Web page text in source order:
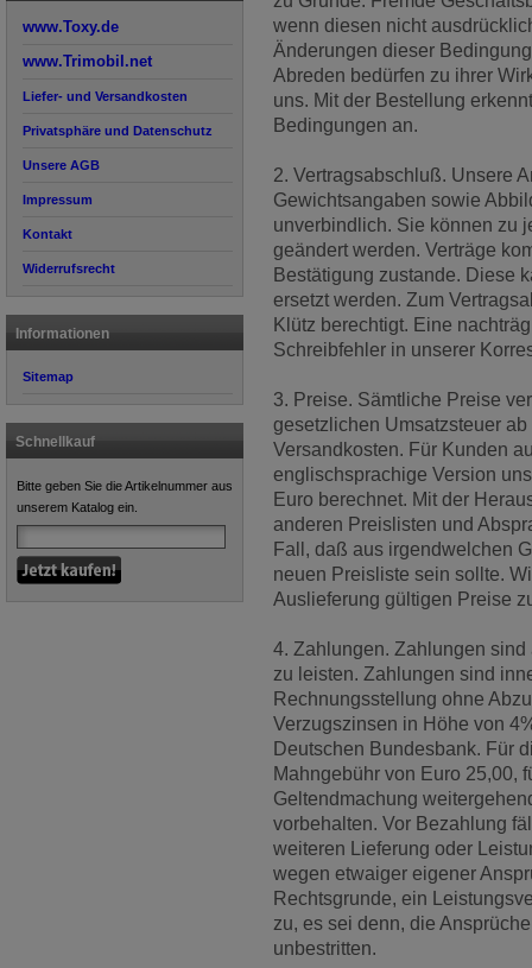
www.Toxy.de
www.Trimobil.net
Liefer- und Versandkosten
Privatsphäre und Datenschutz
Unsere AGB
Impressum
Kontakt
Widerrufsrecht
Informationen
Sitemap
Schnellkauf
Bitte geben Sie die Artikelnummer aus
unserem Katalog ein.
wenn diesen nicht
Änderungen dieser
Abreden bedürfen zu ihrer
uns. Mit der Bestellung
Bedingungen an.
2. Vertragsabschluß. Unsere
Gewichtsangaben sowie
unverbindlich. Sie können zu
geändert werden. Verträge
Bestätigung zustande. Diese
ersetzt werden. Zum
Klütz berechtigt. Eine
Schreibfehler in unserer
3. Preise. Sämtliche Preise
gesetzlichen Umsatzsteuer
Versandkosten. Für Kunden
englischsprachige Version
Euro berechnet. Mit der
anderen Preislisten und
Fall, daß aus irgendwelchen
neuen Preisliste sein sollte.
Auslieferung gültigen Preise
4. Zahlungen. Zahlungen
zu leisten. Zahlungen sind
Rechnungsstellung ohne
Verzugszinsen in Höhe von
Deutschen Bundesbank. Für
Mahngebühr von Euro 25,00,
Geltendmachung
vorbehalten. Vor Bezahlung
weiteren Lieferung oder
wegen etwaiger eigener
Rechtsgrunde, ein
zu, es sei denn, die
unbestritten.